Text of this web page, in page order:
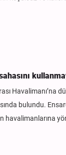
Havalimanı’na
bulundu.
havalimanlarına